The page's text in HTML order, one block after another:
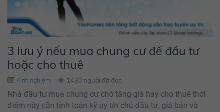
3 lưu ý nếu mua chung cư để đầu tư
hoặc cho thuê
Kinh nghiệm 1430 người đã đọc
Nhà đầu tư mua chung cư chờ tăng giá hay cho thuê thời
điểm này cần tính toán kỹ uy tín chủ đầu tư, giá bán và